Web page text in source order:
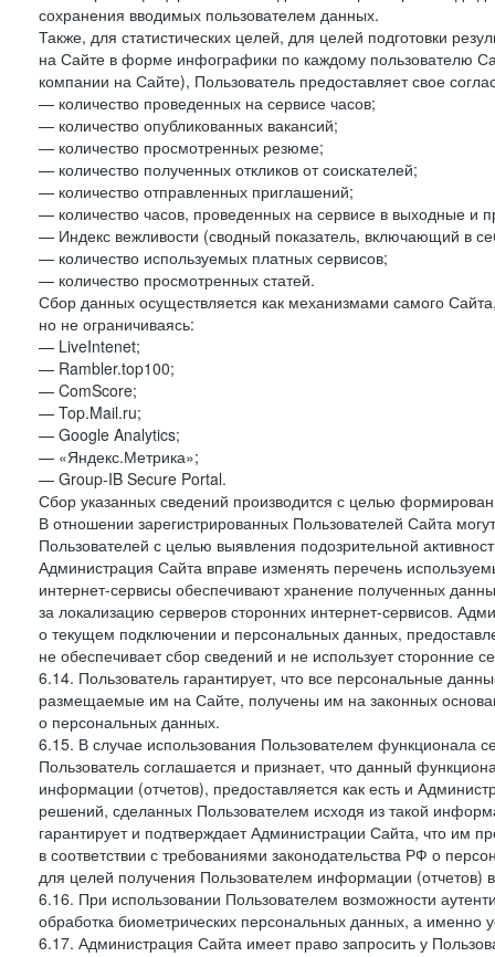
сохранения вводимых пользователем данных.
Также, для статистических целей, для целей подготовки
на Сайте в форме инфографики по каждому пользователю
компании на Сайте), Пользователь предоставляет свое
— количество проведенных на сервисе часов;
— количество опубликованных вакансий;
— количество просмотренных резюме;
— количество полученных откликов от соискателей;
— количество отправленных приглашений;
— количество часов, проведенных на сервисе в выходные и
— Индекс вежливости (сводный показатель, включающий в
— количество используемых платных сервисов;
— количество просмотренных статей.
Сбор данных осуществляется как механизмами самого
но не ограничиваясь:
— LiveIntenet;
— Rambler.top100;
— ComScore;
— Top.Mail.ru;
— Google Analytics;
— «Яндекс.Метрика»;
— Group-IB Secure Portal.
Сбор указанных сведений производится с целью
В отношении зарегистрированных Пользователей Сайта
Пользователей с целью выявления подозрительной
Администрация Сайта вправе изменять перечень
интернет-сервисы обеспечивают хранение полученных
за локализацию серверов сторонних интернет-сервисов.
о текущем подключении и персональных данных,
не обеспечивает сбор сведений и не использует
6.14. Пользователь гарантирует, что все персональные
размещаемые им на Сайте, получены им на законных
о персональных данных.
6.15. В случае использования Пользователем функционала
Пользователь соглашается и признает, что данный
информации (отчетов), предоставляется как есть и
решений, сделанных Пользователем исходя из такой
гарантирует и подтверждает Администрации Сайта, что им
в соответствии с требованиями законодательства РФ о
для целей получения Пользователем информации (отчетов)
6.16. При использовании Пользователем возможности
обработка биометрических персональных данных, а именно
6.17. Администрация Сайта имеет право запросить у